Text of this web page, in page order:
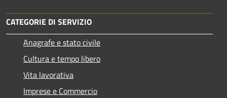
CATEGORIE DI SERVIZIO
Anagrafe e stato civile
Cultura e tempo libero
Vita lavorativa
Imprese e Commercio